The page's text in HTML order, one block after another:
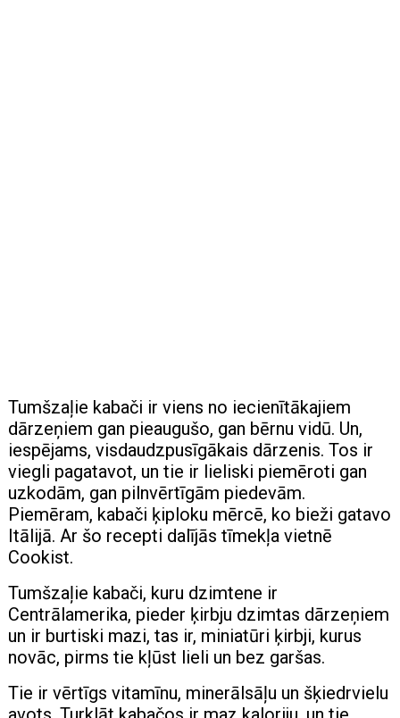
Tumšzaļie kabači ir viens no iecienītākajiem
dārzeņiem gan pieaugušo, gan bērnu vidū. Un,
iespējams, visdaudzpusīgākais dārzenis. Tos ir
viegli pagatavot, un tie ir lieliski piemēroti gan
uzkodām, gan pilnvērtīgām piedevām.
Piemēram, kabači ķiploku mērcē, ko bieži gatavo
Itālijā. Ar šo recepti dalījās tīmekļa vietnē
Cookist.
Tumšzaļie kabači, kuru dzimtene ir
Centrālamerika, pieder ķirbju dzimtas dārzeņiem
un ir burtiski mazi, tas ir, miniatūri ķirbji, kurus
novāc, pirms tie kļūst lieli un bez garšas.
Tie ir vērtīgs vitamīnu, minerālsāļu un šķiedrvielu